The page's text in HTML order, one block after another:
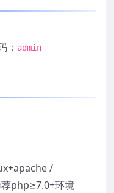
： admin
/
php≥7.0+环境